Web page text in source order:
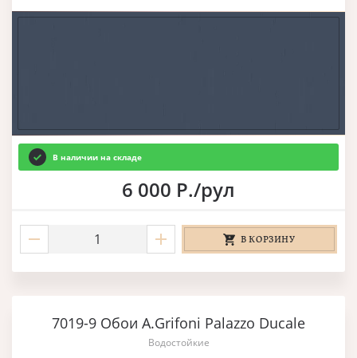
В наличии на складе
6 000 Р./рул
В КОРЗИНУ
7019-9 Обои A.Grifoni Palazzo Ducale
Водостойкие